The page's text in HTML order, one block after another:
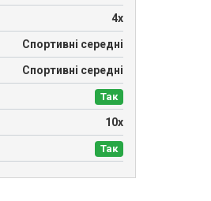
4х
Спортивні середні
Спортивні середні
Так
10х
Так